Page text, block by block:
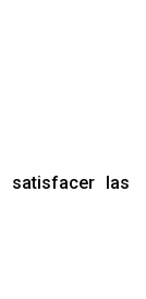
satisfacer las